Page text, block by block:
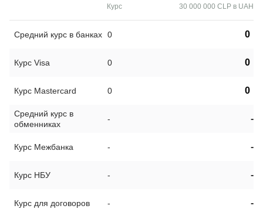
Курс 30 000 000 CLP в UAH
Средний курс в банках 0 0
Курс Visa 0 0
Курс Mastercard 0 0
Средний курс в
обменниках
- -
Курс Межбанка - -
Курс НБУ - -
Курс для договоров - -